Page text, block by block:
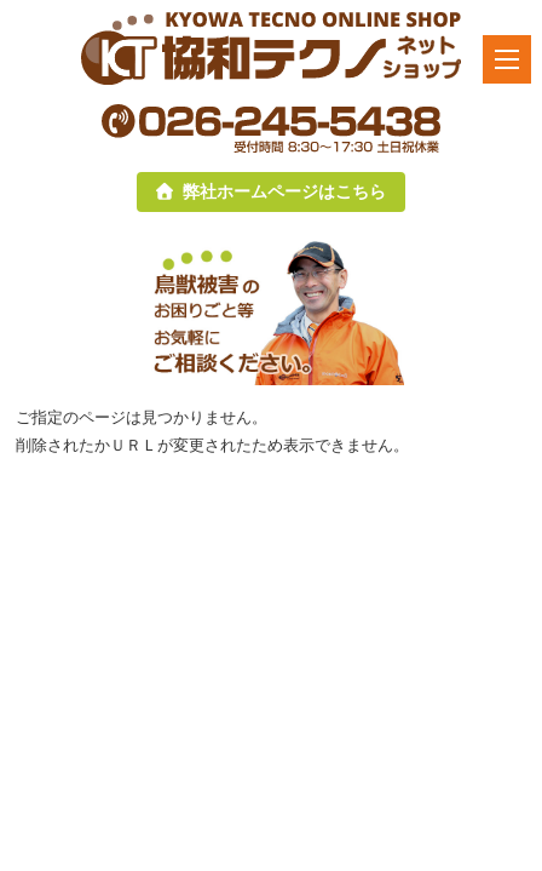
弊社ホームページはこちら
ご指定のページは見つかりません。
削除されたかＵＲＬが変更されたため表示できません。